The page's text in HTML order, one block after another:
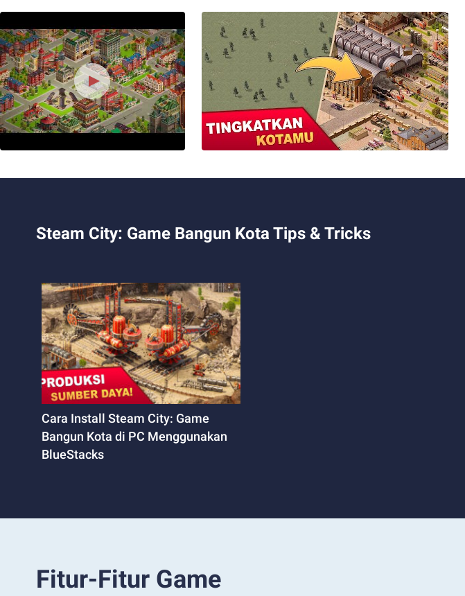
Steam City: Game Bangun Kota Tips & Tricks
Cara Install Steam City: Game
Bangun Kota di PC Menggunakan
BlueStacks
Fitur-Fitur Game